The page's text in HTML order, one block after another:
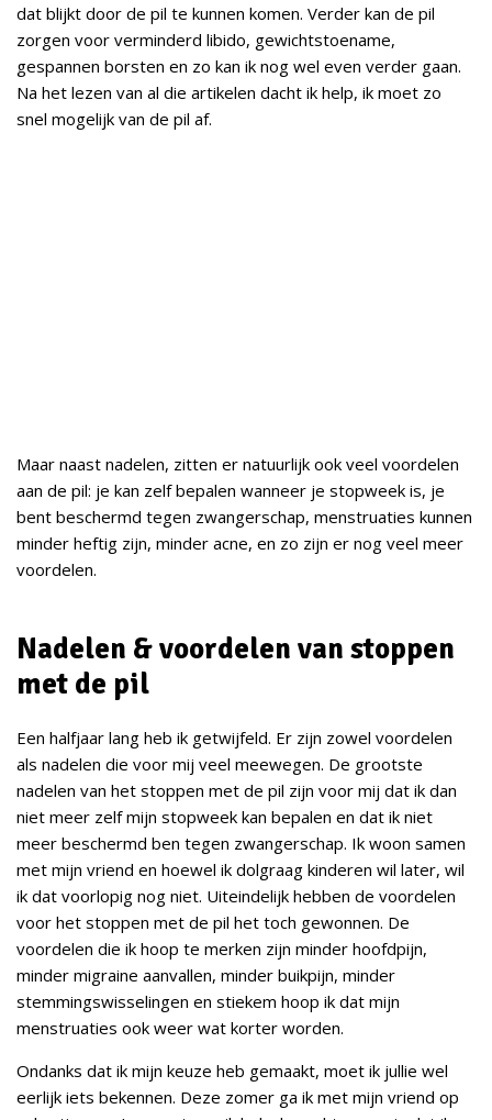
dat blijkt door de pil te kunnen komen. Verder kan de pil
zorgen voor verminderd libido, gewichtstoename,
gespannen borsten en zo kan ik nog wel even verder gaan.
Na het lezen van al die artikelen dacht ik help, ik moet zo
snel mogelijk van de pil af.
Maar naast nadelen, zitten er natuurlijk ook veel voordelen
aan de pil: je kan zelf bepalen wanneer je stopweek is, je
bent beschermd tegen zwangerschap, menstruaties kunnen
minder heftig zijn, minder acne, en zo zijn er nog veel meer
voordelen.
Nadelen & voordelen van stoppen
met de pil
Een halfjaar lang heb ik getwijfeld. Er zijn zowel voordelen
als nadelen die voor mij veel meewegen. De grootste
nadelen van het stoppen met de pil zijn voor mij dat ik dan
niet meer zelf mijn stopweek kan bepalen en dat ik niet
meer beschermd ben tegen zwangerschap. Ik woon samen
met mijn vriend en hoewel ik dolgraag kinderen wil later, wil
ik dat voorlopig nog niet. Uiteindelijk hebben de voordelen
voor het stoppen met de pil het toch gewonnen. De
voordelen die ik hoop te merken zijn minder hoofdpijn,
minder migraine aanvallen, minder buikpijn, minder
stemmingswisselingen en stiekem hoop ik dat mijn
menstruaties ook weer wat korter worden.
Ondanks dat ik mijn keuze heb gemaakt, moet ik jullie wel
eerlijk iets bekennen. Deze zomer ga ik met mijn vriend op